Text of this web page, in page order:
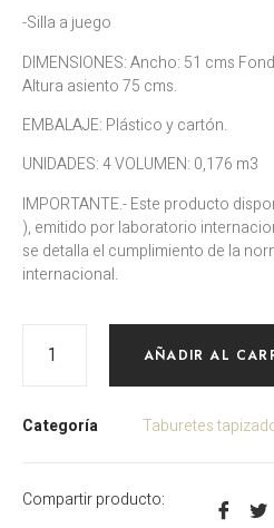
-Silla a juego
DIMENSIONES: Ancho: 51 cms
Altura asiento 75 cms.
EMBALAJE: Plástico y cartón.
UNIDADES: 4 VOLUMEN: 0,176 m3
IMPORTANTE.- Este producto
), emitido por laboratorio
se detalla el cumplimiento de la
internacional.
AÑADIR AL
Categoría Taburetes
Compartir producto: